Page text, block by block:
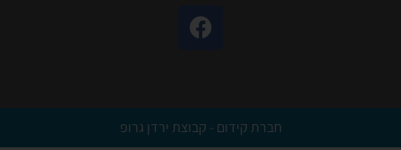
חברת קידום - קבוצת ירדן גרופ